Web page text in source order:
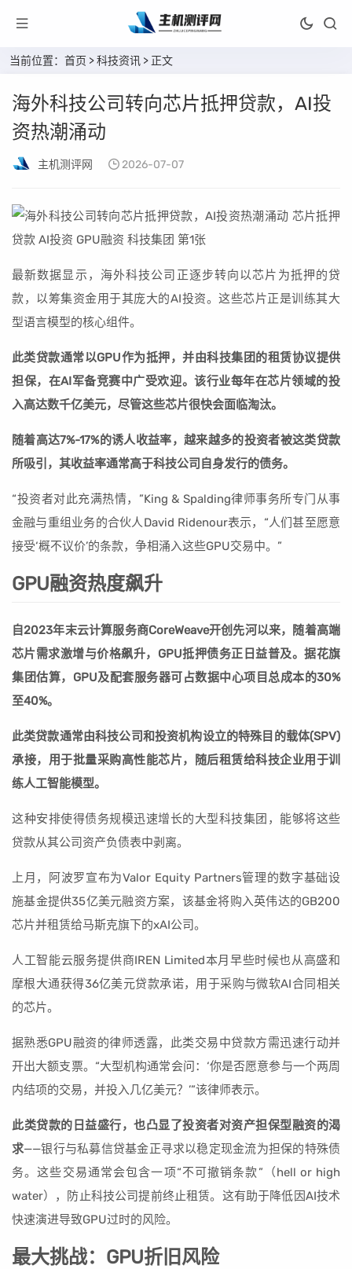
当前位置： 首页 >科技资讯 > 正文
海外科技公司转向芯片抵押贷款，AI投
资热潮涌动
主机测评网 2026-07-07
最新数据显示，海外科技公司正逐步转向以芯片为抵押的贷
款，以筹集资金用于其庞大的AI投资。这些芯片正是训练其大
型语言模型的核心组件。
此类贷款通常以GPU作为抵押，并由科技集团的租赁协议提供
担保，在AI军备竞赛中广受欢迎。该行业每年在芯片领域的投
入高达数千亿美元，尽管这些芯片很快会面临淘汰。
随着高达7%-17%的诱人收益率，越来越多的投资者被这类贷款
所吸引，其收益率通常高于科技公司自身发行的债务。
“投资者对此充满热情，”King & Spalding律师事务所专门从事
金融与重组业务的合伙人David Ridenour表示，“人们甚至愿意
接受‘概不议价’的条款，争相涌入这些GPU交易中。”
GPU融资热度飙升
自2023年末云计算服务商CoreWeave开创先河以来，随着高端
芯片需求激增与价格飙升，GPU抵押债务正日益普及。据花旗
集团估算，GPU及配套服务器可占数据中心项目总成本的30%
至40%。
此类贷款通常由科技公司和投资机构设立的特殊目的载体(SPV)
承接，用于批量采购高性能芯片，随后租赁给科技企业用于训
练人工智能模型。
这种安排使得债务规模迅速增长的大型科技集团，能够将这些
贷款从其公司资产负债表中剥离。
上月，阿波罗宣布为Valor Equity Partners管理的数字基础设
施基金提供35亿美元融资方案，该基金将购入英伟达的GB200
芯片并租赁给马斯克旗下的xAI公司。
人工智能云服务提供商IREN Limited本月早些时候也从高盛和
摩根大通获得36亿美元贷款承诺，用于采购与微软AI合同相关
的芯片。
据熟悉GPU融资的律师透露，此类交易中贷款方需迅速行动并
开出大额支票。“大型机构通常会问：‘你是否愿意参与一个两周
内结项的交易，并投入几亿美元？’”该律师表示。
此类贷款的日益盛行，也凸显了投资者对资产担保型融资的渴
求——银行与私募信贷基金正寻求以稳定现金流为担保的特殊债
务。这些交易通常会包含一项“不可撤销条款”（hell or high
water），防止科技公司提前终止租赁。这有助于降低因AI技术
快速演进导致GPU过时的风险。
最大挑战：GPU折旧风险